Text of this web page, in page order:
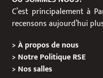
C’est principalement à
recensons aujourd’hui
>À propos de nous
> Notre Politique RSE
> Nos salles